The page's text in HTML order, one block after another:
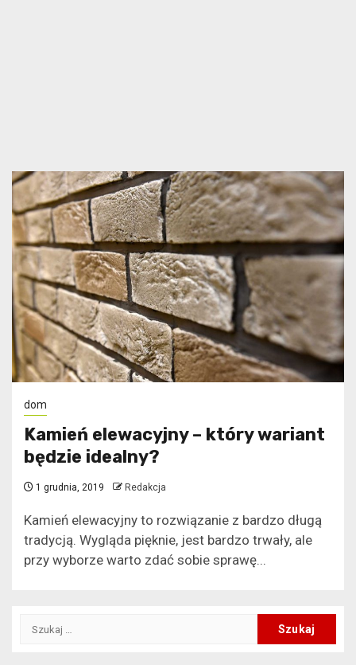
dom
Kamień elewacyjny – który wariant
będzie idealny?
1 grudnia, 2019 Redakcja
Kamień elewacyjny to rozwiązanie z bardzo długą
tradycją. Wygląda pięknie, jest bardzo trwały, ale
przy wyborze warto zdać sobie sprawę...
Szukaj: